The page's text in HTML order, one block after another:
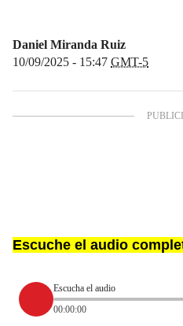
Daniel Miranda Ruiz
10/09/2025 - 15:47 GMT-5
Escuche el audio
Escucha el audio
00:00:00